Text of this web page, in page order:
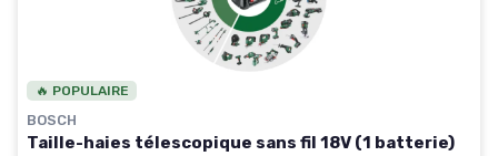
🔥 POPULAIRE
BOSCH
Taille-haies télescopique sans fil 18V (1 batterie)